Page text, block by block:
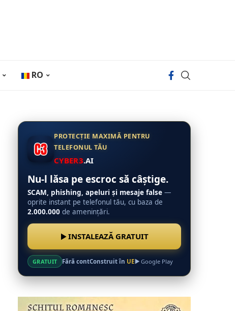
RO
PROTECȚIE MAXIMĂ PENTRU
TELEFONUL TĂU
CYBER3.AI
Nu-l lăsa pe escroc să câștige.
SCAM, phishing, apeluri și mesaje false —
oprite instant pe telefonul tău, cu baza de
2.000.000 de amenințări.
INSTALEAZĂ GRATUIT
GRATUIT Fără contConstruit în UE Google Play